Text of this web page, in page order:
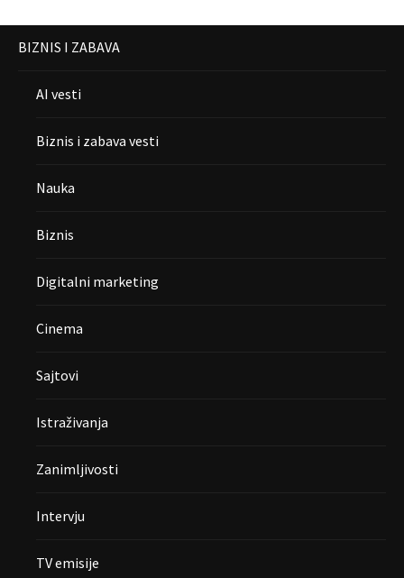
BIZNIS I ZABAVA
AI vesti
Biznis i zabava vesti
Nauka
Biznis
Digitalni marketing
Cinema
Sajtovi
Istraživanja
Zanimljivosti
Intervju
TV emisije